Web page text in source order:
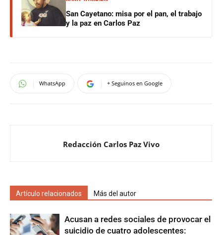
San Cayetano: misa por el pan, el trabajo
y la paz en Carlos Paz
WhatsApp + Seguinos en Google
Redacción Carlos Paz Vivo
Artículo relacionados Más del autor
Acusan a redes sociales de provocar el
suicidio de cuatro adolescentes: